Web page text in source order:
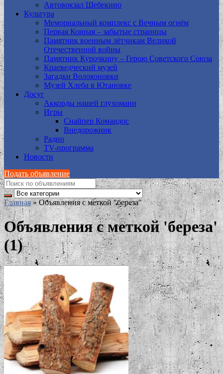
Автовокзал Шебекино
Культура
Мемориальный комплекс с Вечным огнём
Первая Конная – забытые страницы
Памятник военным лётчикам Великой
Отечественной войны
Памятник Курочкину – Герою Советского Союза
Краеведческий музей
Загадки Волоконовки
Музей Хлеба в Ютановке
Досуг
Аккорды нашей глухомани
Игры
Снайпер Командос
Внедорожник
Радио
TV-программа
Новости
Подать объявление
Главная » Объявления с меткой "береза"
Объявления с меткой 'береза'
(1)